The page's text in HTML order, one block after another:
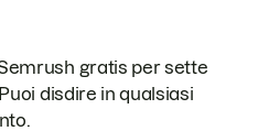
gratis per sette
disdire in qualsiasi